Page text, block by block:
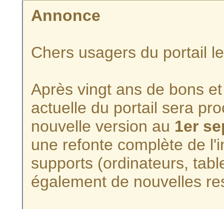
Annonce
Chers usagers du portail
Après vingt ans de bons
actuelle du portail sera
nouvelle version au 1er
une refonte complète de
supports (ordinateurs,
également de nouvelles